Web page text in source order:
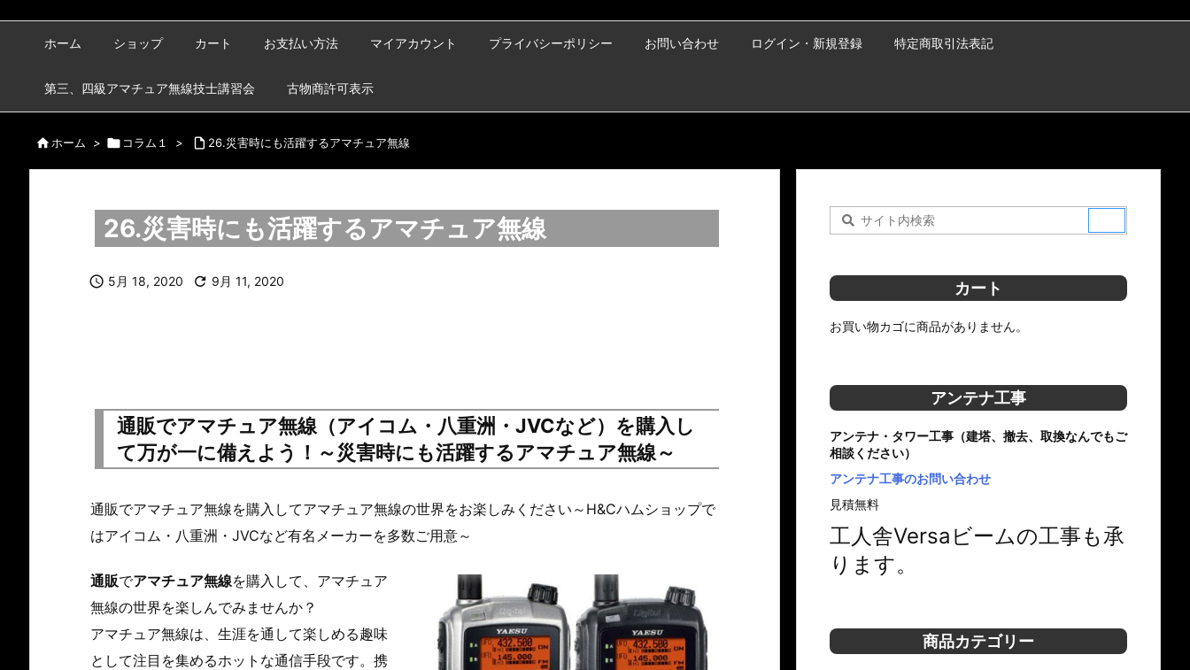
ホーム ショップ カート お支払い方法 マイアカウント プライバシーポリシー お問い合わせ ログイン・新規登録 特定商取引法表記
第三、四級アマチュア無線技士講習会 古物商許可表示
ホーム >  コラム１ >  26.災害時にも活躍するアマチュア無線
26.災害時にも活躍するアマチュア無線
 5月 18, 2020  9月 11, 2020
通販でアマチュア無線（アイコム・八重洲・JVCなど）を購入し
て万が一に備えよう！～災害時にも活躍するアマチュア無線～
通販でアマチュア無線を購入してアマチュア無線の世界をお楽しみください～H&Cハムショップで
はアイコム・八重洲・JVCなど有名メーカーを多数ご用意～
通販でアマチュア無線を購入して、アマチュア
無線の世界を楽しんでみませんか？
アマチュア無線は、生涯を通して楽しめる趣味
として注目を集めるホットな通信手段です。携
カート
お買い物カゴに商品がありません。
アンテナ工事
アンテナ・タワー工事（建塔、撤去、取換なんでもご
相談ください）
アンテナ工事のお問い合わせ
見積無料
工人舎Versaビームの工事も承
ります。
商品カテゴリー